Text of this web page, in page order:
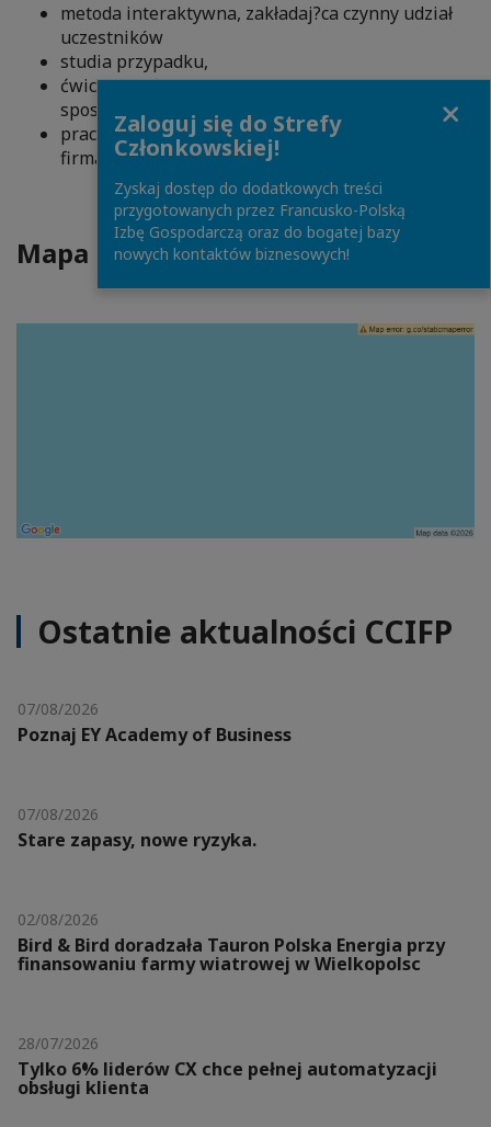
metoda interaktywna, zakładaj?ca czynny udział
uczestników
studia przypadku,
ćwiczenia słownikowe (także terminy, których nie
sposób znaleźć w słowniku)
praca z dokumentami wykorzystywanymi w
firmach
Mapa dojazdu
Ostatnie aktualności CCIFP
07/08/2026
Poznaj EY Academy of Business
07/08/2026
Stare zapasy, nowe ryzyka.
02/08/2026
Bird & Bird doradzała Tauron Polska Energia przy
finansowaniu farmy wiatrowej w Wielkopolsc
28/07/2026
Tylko 6% liderów CX chce pełnej automatyzacji
obsługi klienta
Zaloguj się do Strefy
Członkowskiej!
Zyskaj dostęp do dodatkowych treści
przygotowanych przez Francusko-Polską
Izbę Gospodarczą oraz do bogatej bazy
nowych kontaktów biznesowych!